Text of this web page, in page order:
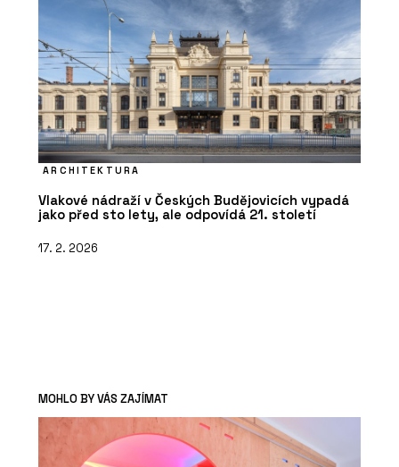
ARCHITEKTURA
Vlakové nádraží v Českých Budějovicích vypadá
jako před sto lety, ale odpovídá 21. století
17. 2. 2026
MOHLO BY VÁS ZAJÍMAT